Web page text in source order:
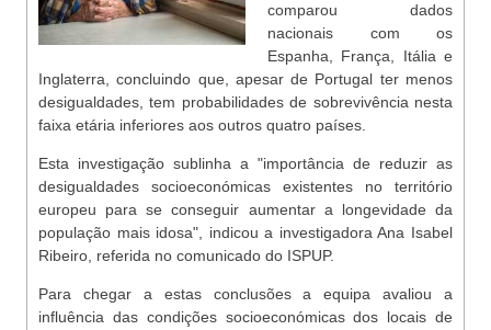
comparou dados
nacionais com os
Espanha, França, Itália e
Inglaterra, concluindo que, apesar de Portugal ter menos
desigualdades, tem probabilidades de sobrevivência nesta
faixa etária inferiores aos outros quatro países.
Esta investigação sublinha a "importância de reduzir as
desigualdades socioeconómicas existentes no território
europeu para se conseguir aumentar a longevidade da
população mais idosa", indicou a investigadora Ana Isabel
Ribeiro, referida no comunicado do ISPUP.
Para chegar a estas conclusões a equipa avaliou a
influência das condições socioeconómicas dos locais de